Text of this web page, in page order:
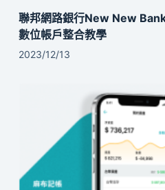
聯邦網路銀行New New
數位帳戶整合教學
2023/12/13